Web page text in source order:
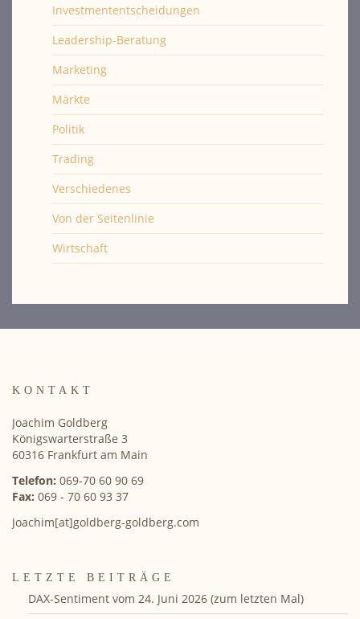
Investmententscheidungen
Leadership-Beratung
Marketing
Märkte
Politik
Trading
Verschiedenes
Von der Seitenlinie
Wirtschaft
KONTAKT
Joachim Goldberg
Königswarterstraße 3
60316 Frankfurt am Main
Telefon: 069-70 60 90 69
Fax: 069 - 70 60 93 37
Joachim[at]goldberg-goldberg.com
LETZTE BEITRÄGE
DAX-Sentiment vom 24. Juni 2026 (zum letzten Mal)